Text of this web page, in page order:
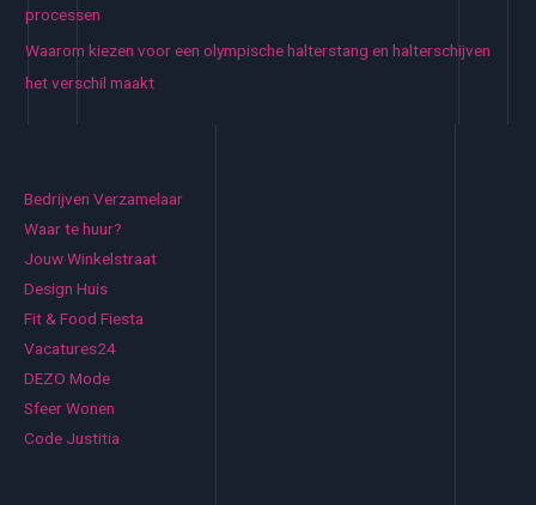
processen
Waarom kiezen voor een olympische halterstang en halterschijven
het verschil maakt
Bedrijven Verzamelaar
Waar te huur?
Jouw Winkelstraat
Design Huis
Fit & Food Fiesta
Vacatures24
DEZO Mode
Sfeer Wonen
Code Justitia